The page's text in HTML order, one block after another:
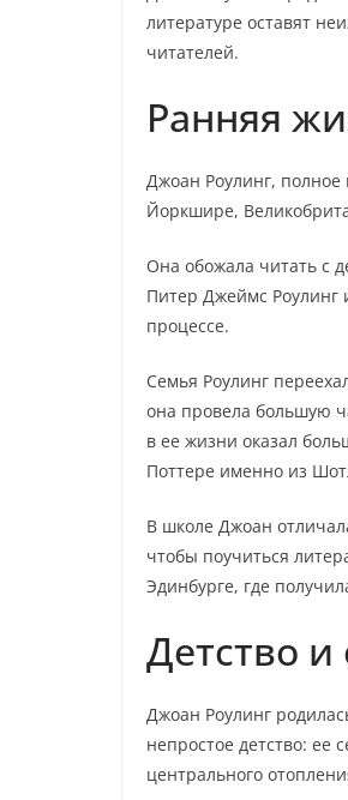
литературе оставят
читателей.
Ранняя
Джоан Роулинг, полное
Йоркшире,
Она обожала читать с
Питер Джеймс Роулинг
процессе.
Семья Роулинг
она провела большую
в ее жизни оказал
Поттере именно из
В школе Джоан
чтобы поучиться
Эдинбурге, где
Детство
Джоан Роулинг
непростое детство:
центрального